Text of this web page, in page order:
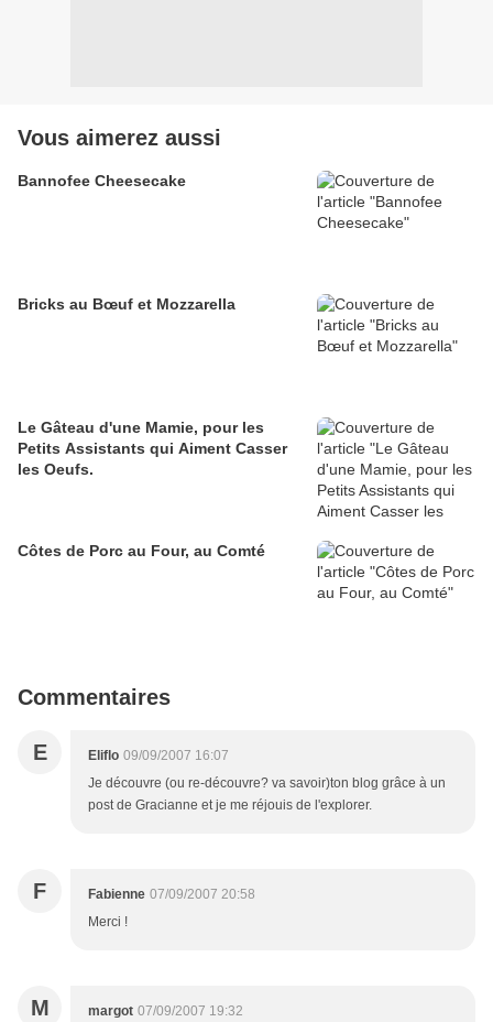
Vous aimerez aussi
Bannofee Cheesecake
Bricks au Bœuf et Mozzarella
Le Gâteau d'une Mamie, pour les
Petits Assistants qui Aiment Casser
les Oeufs.
Côtes de Porc au Four, au Comté
Commentaires
E Eliflo 09/09/2007 16:07
Je découvre (ou re-découvre? va savoir)ton blog grâce à un
post de Gracianne et je me réjouis de l'explorer.
F Fabienne 07/09/2007 20:58
Merci !
M margot 07/09/2007 19:32